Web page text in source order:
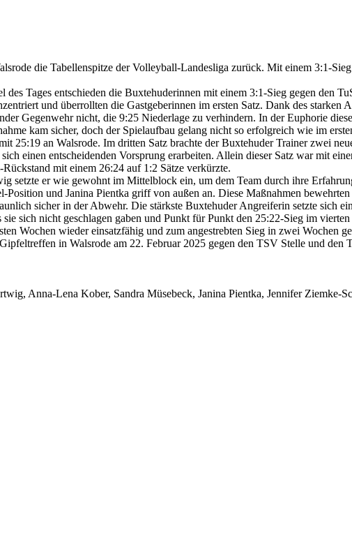
die Tabellenspitze der Volleyball-Landesliga zurück. Mit einem 3:1-
des Tages entschieden die Buxtehuderinnen mit einem 3:1-Sieg gegen den
und überrollten die Gastgeberinnen im ersten Satz. Dank des
Gegenwehr nicht, die 9:25 Niederlage zu verhindern. In der Euphorie
kam sicher, doch der Spielaufbau gelang nicht so erfolgreich wie im
25:19 an Walsrode. Im dritten Satz brachte der Buxtehuder Trainer zwei
einen entscheidenden Vorsprung erarbeiten. Allein dieser Satz war mit
mit einem 26:24 auf 1:2 Sätze verkürzte.
setzte er wie gewohnt im Mittelblock ein, um dem Team durch ihre
und Janina Pientka griff von außen an. Diese Maßnahmen
sicher in der Abwehr. Die stärkste Buxtehuder Angreiferin setzte sich
sich nicht geschlagen gaben und Punkt für Punkt den 25:22-Sieg im vierten
Wochen wieder einsatzfähig und zum angestrebten Sieg in zwei Wochen
in Walsrode am 22. Februar 2025 gegen den TSV Stelle und den
Anna-Lena Kober, Sandra Müsebeck, Janina Pientka, Jennifer Ziemke-